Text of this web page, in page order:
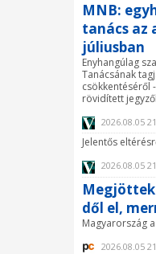
MNB:
tanács az
júliusban
Enyhangúlag
Tanácsának
csökkentéséről
rövidített
2026.08.05
Jelentős
2026.08.05
dől el,
Magyarország
2026.08.05